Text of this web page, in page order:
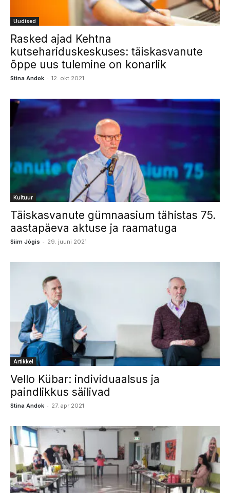
Uudised
Rasked ajad Kehtna
kutsehariduskeskuses: täiskasvanute
õppe uus tulemine on konarlik
Stina Andok - 12. okt 2021
Kultuur
Täiskasvanute gümnaasium tähistas 75.
aastapäeva aktuse ja raamatuga
Siim Jõgis - 29. juuni 2021
Artikkel
Vello Kübar: individuaalsus ja
paindlikkus säilivad
Stina Andok - 27. apr 2021